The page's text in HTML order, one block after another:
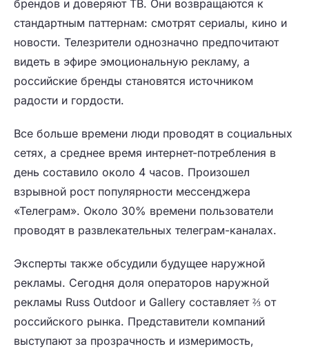
брендов и доверяют ТВ. Они возвращаются к
стандартным паттернам: смотрят сериалы, кино и
новости. Телезрители однозначно предпочитают
видеть в эфире эмоциональную рекламу, а
российские бренды становятся источником
радости и гордости.
Все больше времени люди проводят в социальных
сетях, а среднее время интернет-потребления в
день составило около 4 часов. Произошел
взрывной рост популярности мессенджера
«Телеграм». Около 30% времени пользователи
проводят в развлекательных телеграм-каналах.
Эксперты также обсудили будущее наружной
рекламы. Сегодня доля операторов наружной
рекламы Russ Outdoor и Gallery составляет ⅔ от
российского рынка. Представители компаний
выступают за прозрачность и измеримость,